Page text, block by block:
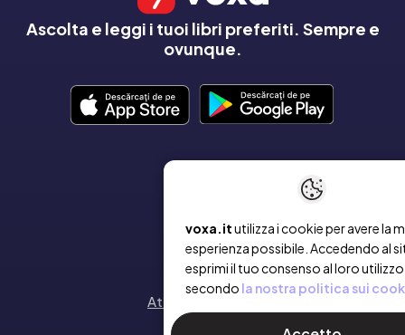
voxa.itutilizza i cookie per avere la
esperienza possibile. Accedendo al
esprimi il tuo consenso al loro utilizzo
secondo la nostra politica sui
Ascolta e leggi i tuoi libri preferiti. Sempre e
ovunque.
Contatto
Attiva un voucher